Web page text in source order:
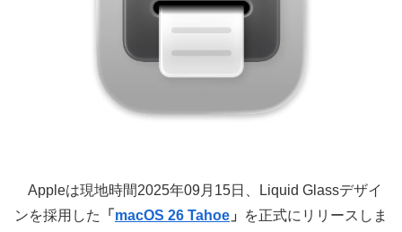
Appleは現地時間2025年09月15日、Liquid Glassデザイ
ンを採用した
「 macOS 26 Tahoe 」
を正式にリリースしま